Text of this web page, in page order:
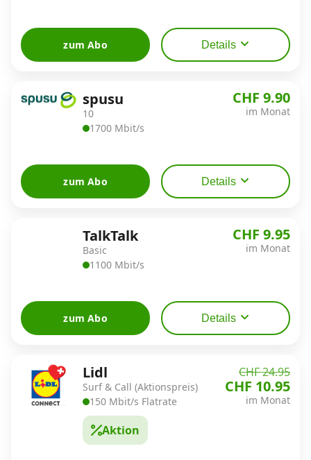
zum Abo Details
spusu
10
1700 Mbit/s
CHF 9.90
im Monat
zum Abo Details
TalkTalk
Basic
1100 Mbit/s
CHF 9.95
im Monat
zum Abo Details
Lidl
Surf & Call (Aktionspreis)
150 Mbit/s Flatrate
Aktion
CHF 24.95
CHF 10.95
im Monat